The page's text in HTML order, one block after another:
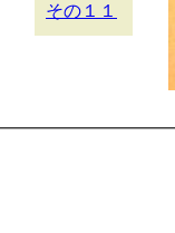
その１１